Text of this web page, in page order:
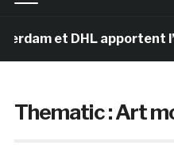
DHL apportent l’art
Thematic :Art